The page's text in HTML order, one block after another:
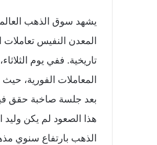
المعدن النفيس
بعد جلسة صاخبة حقق فيها نمواً